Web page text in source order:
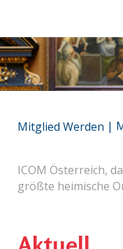
ICOM Österreich,
größte heimische
Mitglied Werden |